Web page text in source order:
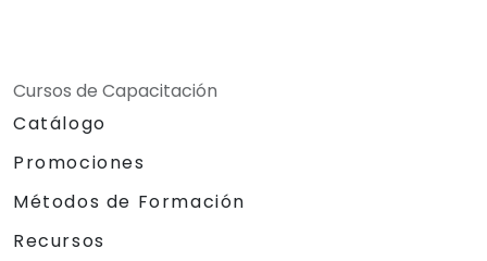
Cursos de Capacitación
Catálogo
Promociones
Métodos de Formación
Recursos